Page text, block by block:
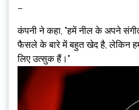
–
कंपनी ने कहा, "हमें नील के अपने
फैसले के बारे में बहुत खेद है, लेकिन
लिए उत्सुक हैं।"